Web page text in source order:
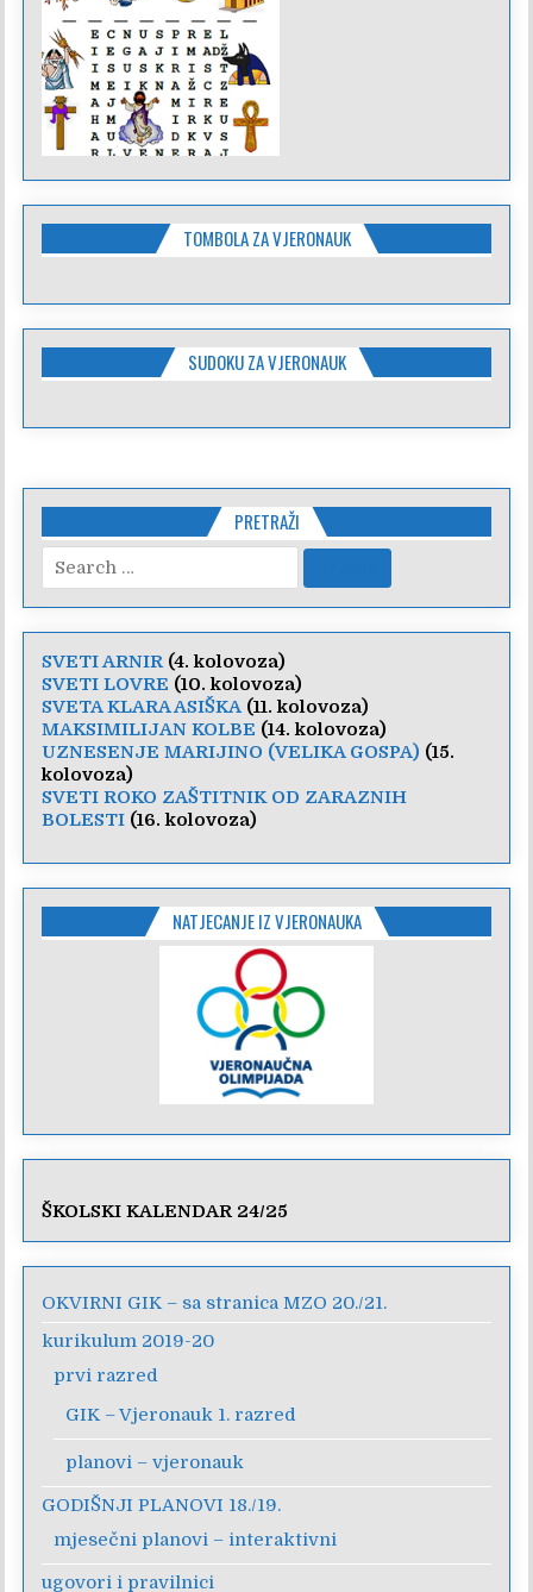
TOMBOLA ZA VJERONAUK
SUDOKU ZA VJERONAUK
PRETRAŽI
for:
SVETI ARNIR(4. kolovoza)
SVETI LOVRE (10. kolovoza)
SVETA KLARA ASIŠKA (11. kolovoza)
MAKSIMILIJAN KOLBE (14. kolovoza)
UZNESENJE MARIJINO (VELIKA GOSPA) (15.
kolovoza)
SVETI ROKO ZAŠTITNIK OD ZARAZNIH
BOLESTI (16. kolovoza)
NATJECANJE IZ VJERONAUKA
ŠKOLSKI KALENDAR 24/25
OKVIRNI GIK – sa stranica MZO 20./21.
kurikulum 2019-20
prvi razred
GIK – Vjeronauk 1. razred
planovi – vjeronauk
GODIŠNJI PLANOVI 18./19.
mjesečni planovi – interaktivni
ugovori i pravilnici